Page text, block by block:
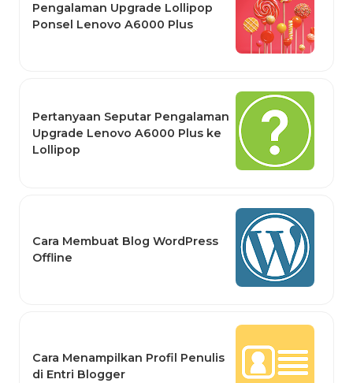
Pengalaman Upgrade Lollipop
Ponsel Lenovo A6000 Plus
Pertanyaan Seputar Pengalaman
Upgrade Lenovo A6000 Plus ke
Lollipop
Cara Membuat Blog WordPress
Offline
Cara Menampilkan Profil Penulis
di Entri Blogger